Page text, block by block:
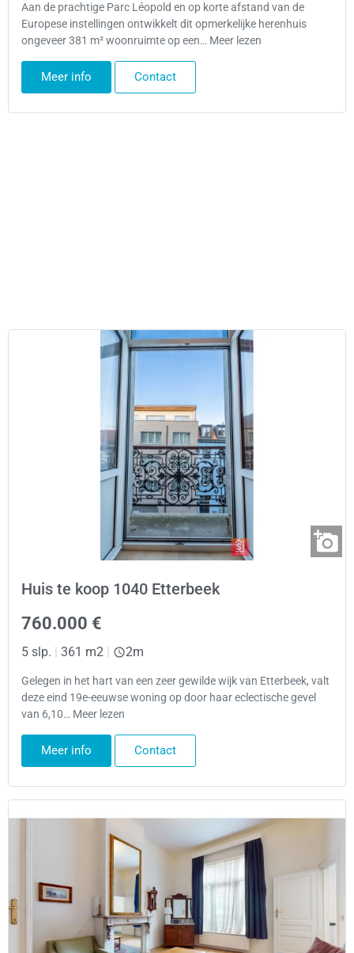
Aan de prachtige Parc Léopold en op korte afstand van de
Europese instellingen ontwikkelt dit opmerkelijke herenhuis
ongeveer 381 m² woonruimte op een… Meer lezen
Meer info Contact
Huis te koop 1040 Etterbeek
760.000 €
5 slp. | 361 m2 | 2m
Gelegen in het hart van een zeer gewilde wijk van Etterbeek, valt
deze eind 19e-eeuwse woning op door haar eclectische gevel
van 6,10… Meer lezen
Meer info Contact